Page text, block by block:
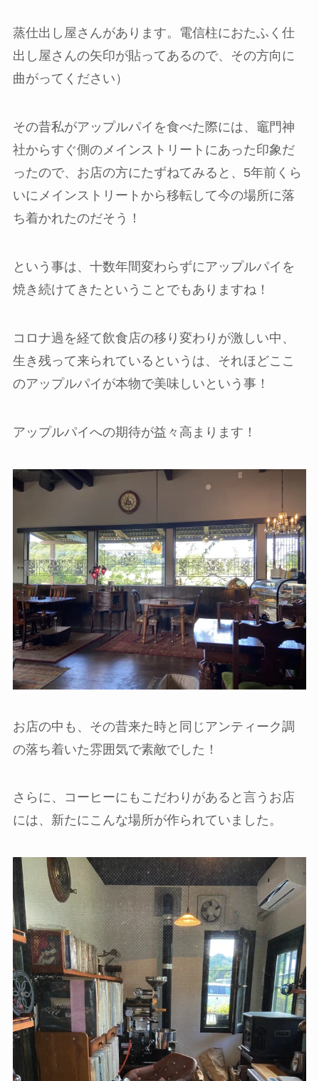
蒸仕出し屋さんがあります。電信柱におたふく仕
出し屋さんの矢印が貼ってあるので、その方向に
曲がってください）
その昔私がアップルパイを食べた際には、竈門神
社からすぐ側のメインストリートにあった印象だ
ったので、お店の方にたずねてみると、5年前くら
いにメインストリートから移転して今の場所に落
ち着かれたのだそう！
という事は、十数年間変わらずにアップルパイを
焼き続けてきたということでもありますね！
コロナ過を経て飲食店の移り変わりが激しい中、
生き残って来られているというは、それほどここ
のアップルパイが本物で美味しいという事！
アップルパイへの期待が益々高まります！
お店の中も、その昔来た時と同じアンティーク調
の落ち着いた雰囲気で素敵でした！
さらに、コーヒーにもこだわりがあると言うお店
には、新たにこんな場所が作られていました。